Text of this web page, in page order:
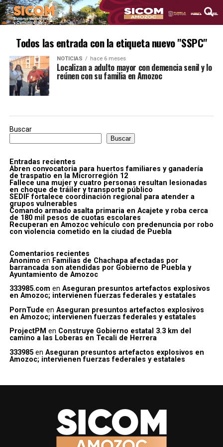
Todos las entrada con la etiqueta nuevo "SSPC"
NOTICIAS hace 6 meses
Localizan a adulto mayor con demencia senil y lo
reúnen con su familia en Amozoc
Buscar
Buscar
Entradas recientes
Abren convocatoria para huertos familiares y ganadería
de traspatio en la Microrregión 12
Fallece una mujer y cuatro personas resultan lesionadas
en choque de tráiler y transporte público
SEDIF fortalece coordinación regional para atender a
grupos vulnerables
Comando armado asalta primaria en Acajete y roba cerca
de 180 mil pesos de cuotas escolares
Recuperan en Amozoc vehículo con predenuncia por robo
con violencia cometido en la ciudad de Puebla
Comentarios recientes
Anonimo en Familias de Chachapa afectadas por
barrancada son atendidas por Gobierno de Puebla y
Ayuntamiento de Amozoc
333985.com en Aseguran presuntos artefactos explosivos
en Amozoc; intervienen fuerzas federales y estatales
PornTude en Aseguran presuntos artefactos explosivos
en Amozoc; intervienen fuerzas federales y estatales
ProjectPM en Construye Gobierno estatal 3.3 km del
camino a las Loberas en Tecali de Herrera
333985en Aseguran presuntos artefactos explosivos en
Amozoc; intervienen fuerzas federales y estatales